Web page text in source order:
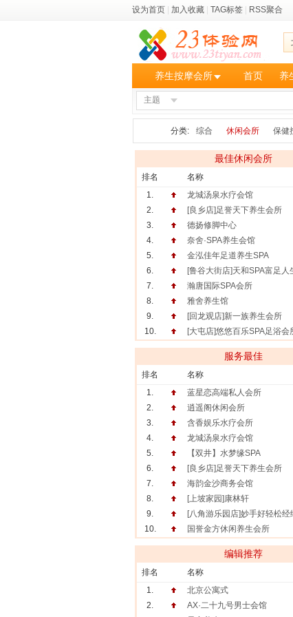
设为首页 加入收藏 TAG标签 RSS聚合
养生按摩会所 首页 养
主题
分类: 综合 休闲会所 保健
最佳休闲会所
排名 名称
1.
龙城汤泉水疗会馆
2.
[良乡店]足誉天下养生会所
3.
德扬修脚中心
4.
奈舍·SPA养生会馆
5.
金泓佳年足道养生SPA
6.
[鲁谷大街店]天和SPA富足人
7.
瀚唐国际SPA会所
8.
雅舍养生馆
9.
[回龙观店]新一族养生会所
10.
[大屯店]悠悠百乐SPA足浴会
服务最佳
排名 名称
1.
蓝星恋高端私人会所
2.
逍遥阁休闲会所
3.
含香娱乐水疗会所
4.
龙城汤泉水疗会馆
5.
【双井】水梦缘SPA
6.
[良乡店]足誉天下养生会所
7.
海韵金沙商务会馆
8.
[上坡家园]康林轩
9.
[八角游乐园店]妙手好轻松
10.
国誉金方休闲养生会所
编辑推荐
排名 名称
1.
北京公寓式
2.
AX·二十九号男士会馆